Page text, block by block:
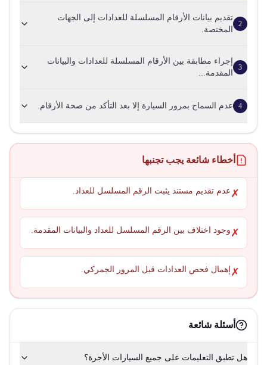
2
تقديم بيانات الأرقام المسلسلة للعدادات إلى الجهات
المختصة.
3
إجراء مطابقة بين الأرقام المسلسلة للعدادات والبيانات
المقدمة...
4 عدم السماح بمرور السيارة إلا بعد التأكد من صحة الأرقام.
أخطاء شائعة يجب تجنبها
✗ عدم تقديم مستند يثبت الرقم المسلسل للعداد.
✗ وجود اختلاف بين الرقم المسلسل للعداد والبيانات المقدمة.
✗ إهمال فحص العدادات قبل المرور الجمركي.
أسئلة شائعة
هل تطبق التعليمات على جميع السيارات الأجرة؟